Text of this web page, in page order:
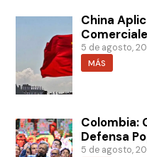
China
5 de agosto,
MÁS
Colombia:
Defensa
5 de agosto,